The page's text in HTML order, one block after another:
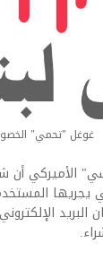
غوغل "تحمي"
الأميركي أن
يجريها